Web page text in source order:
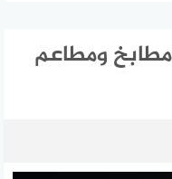
ومطاعم